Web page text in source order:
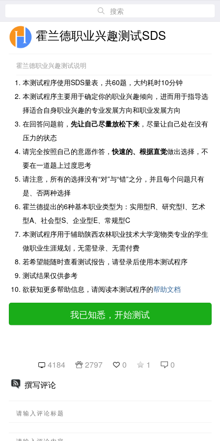
搜索
霍兰德职业兴趣测试SDS
霍兰德职业兴趣测试说明
本测试程序使用SDS量表，共60题，大约耗时10分钟
本测试程序主要用于确定你的职业兴趣倾向，进而用于指导选
择适合自身职业兴趣的专业发展方向和职业发展方向
在回答问题前， 先让自己尽量放松下来，尽量让自己处在没有
压力的状态
请完全按照自己的意愿作答，快速的、根据直觉做出选择，不
要在一道题上过度思考
请注意，所有的选择没有“对”与“错”之分，并且每个问题只有
是、否两种选择
霍兰德提出的6种基本职业类型为：实用型R、研究型I、艺术
型A、社会型S、企业型E、常规型C
本测试程序用于辅助陕西农林职业技术大学宠物类专业的学生
做职业生涯规划，无需登录、无需付费
若希望能随时查看测试报告，请登录后使用本测试程序
测试结果仅供参考
欲获知更多帮助信息，请阅读本测试程序的帮助文档
我已知悉，开始测试
4184 2797 0 1
0
撰写评论